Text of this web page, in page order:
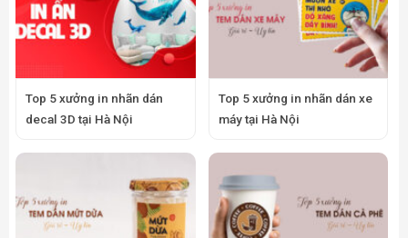
Top 5 xưởng in nhãn dán
decal 3D tại Hà Nội
Top 5 xưởng in nhãn dán xe
máy tại Hà Nội